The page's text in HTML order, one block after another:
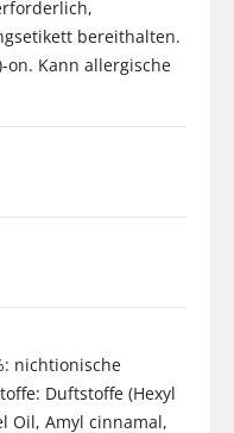
bereithalten.
on. Kann allergische
nichtionische
Duftstoffe (Hexyl
Oil, Amyl cinnamal,